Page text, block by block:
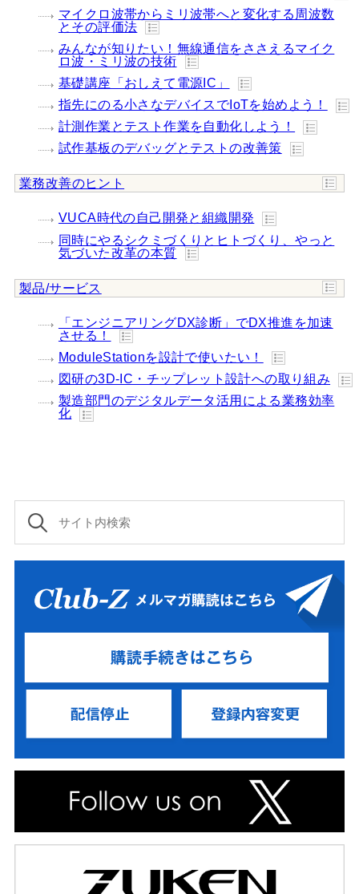
マイクロ波帯からミリ波帯へと変化する周波数
とその評価法
みんなが知りたい！無線通信をささえるマイク
ロ波・ミリ波の技術
基礎講座「おしえて電源IC」
指先にのる小さなデバイスでIoTを始めよう！
計測作業とテスト作業を自動化しよう！
試作基板のデバッグとテストの改善策
業務改善のヒント
VUCA時代の自己開発と組織開発
同時にやるシクミづくりとヒトづくり、やっと
気づいた改革の本質
製品/サービス
「エンジニアリングDX診断」でDX推進を加速
させる！
ModuleStationを設計で使いたい！
図研の3D-IC・チップレット設計への取り組み
製造部門のデジタルデータ活用による業務効率
化